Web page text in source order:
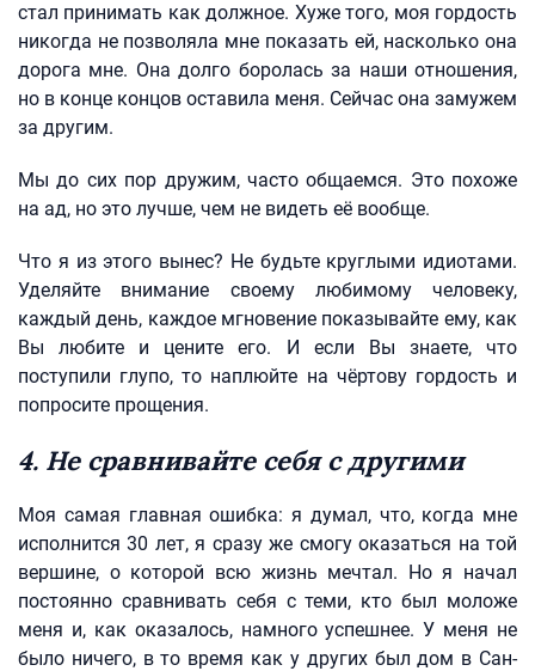
стал принимать как должное. Хуже того, моя гордость
никогда не позволяла мне показать ей, насколько она
дорога мне. Она долго боролась за наши отношения,
но в конце концов оставила меня. Сейчас она замужем
за другим.
Мы до сих пор дружим, часто общаемся. Это похоже
на ад, но это лучше, чем не видеть её вообще.
Что я из этого вынес? Не будьте круглыми идиотами.
Уделяйте внимание своему любимому человеку,
каждый день, каждое мгновение показывайте ему, как
Вы любите и цените его. И если Вы знаете, что
поступили глупо, то наплюйте на чёртову гордость и
попросите прощения.
4. Не сравнивайте себя с другими
Моя самая главная ошибка: я думал, что, когда мне
исполнится 30 лет, я сразу же смогу оказаться на той
вершине, о которой всю жизнь мечтал. Но я начал
постоянно сравнивать себя с теми, кто был моложе
меня и, как оказалось, намного успешнее. У меня не
было ничего, в то время как у других был дом в Сан-